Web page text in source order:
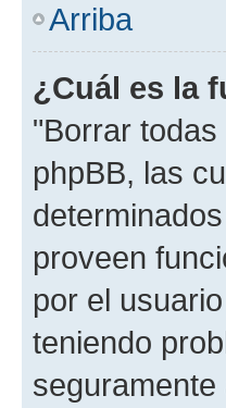
Arriba
¿Cuál es la
"Borrar
phpBB, las
proveen
por el
teniendo
seguramente